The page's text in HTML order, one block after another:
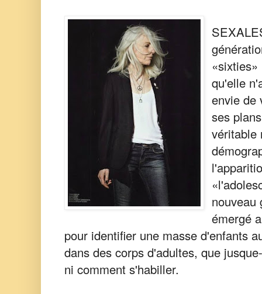
qu'elle
envie de
ses
véritable
nouveau
émergé
pour identifier une masse d'enfants
dans des corps d'adultes, que
ni comment s'habiller.